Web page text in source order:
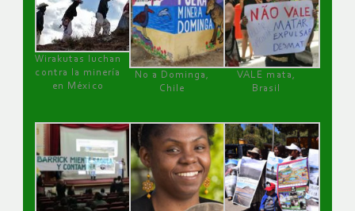
Wirakutas luchan
contra la minería
en México
No a Dominga,
Chile
VALE mata,
Brasil